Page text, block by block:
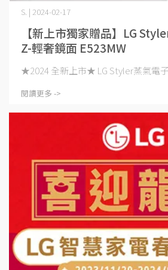
【新上市獨家贈品】LG
Z-輕奢鏡面 E523MW
S. | 2024-02-17
★2024 全新上市★ LG Styler蒸氣電
閱讀更多 ->